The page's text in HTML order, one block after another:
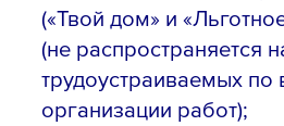
(«Твой дом» и
(не распространяется
трудоустраиваемых по
организации работ);